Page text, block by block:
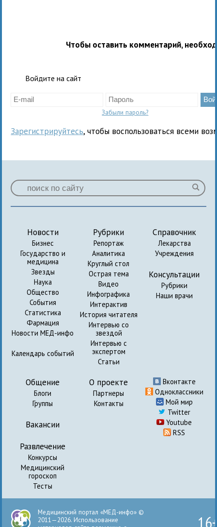
Чтобы оставить комментарий,
Войдите на сайт
Забыли пароль?
Зарегистрируйтесь, чтобы воспользоваться всеми
Новости
Бизнес
Государство и
медицина
Звезды
Наука
Общество
События
Статистика
Фармация
Новости МЕД-инфо
Календарь событий
Рубрики
Репортаж
Аналитика
Круглый стол
Острая тема
Видео
Инфографика
Интерактив
История читателя
Интервью со
звездой
Интервью с
экспертом
Статьи
Справочник
Лекарства
Учреждения
Консультации
Рубрики
Наши врачи
Общение
Блоги
Группы
Вакансии
Развлечение
Конкурсы
Медицинский
гороскоп
Тесты
О проекте
Партнеры
Контакты
Вконтакте
Одноклассники
Мой мир
Twitter
Youtube
RSS
Медицинский портал «МЕД-инфо» ©
2011—2026. Использование